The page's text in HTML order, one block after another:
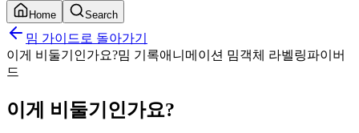
Home Search
밈 가이드로 돌아가기
이게 비둘기인가요?밈 기록애니메이션 밈객체 라벨링파이버
드
이게 비둘기인가요?